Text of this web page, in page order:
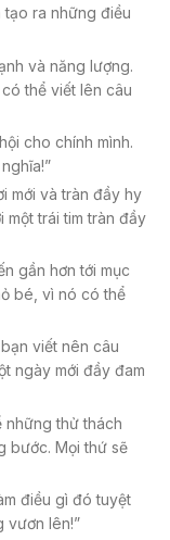
tạo ra những điều
và năng lượng.
thể viết lên câu
cho chính mình.
mới và tràn đầy hy
một trái tim tràn đầy
gần hơn tới mục
bé, vì nó có thể
viết nên câu
ngày mới đầy đam
những thử thách
bước. Mọi thứ sẽ
điều gì đó tuyệt
vươn lên!”